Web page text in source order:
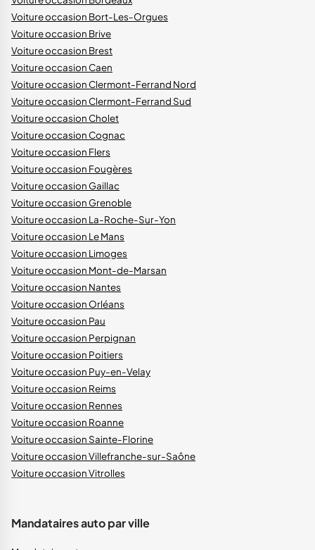
Voiture occasion Bort-Les-Orgues
Voiture occasion Brive
Voiture occasion Brest
Voiture occasion Caen
Voiture occasion Clermont-Ferrand Nord
Voiture occasion Clermont-Ferrand Sud
Voiture occasion Cholet
Voiture occasion Cognac
Voiture occasion Flers
Voiture occasion Fougères
Voiture occasion Gaillac
Voiture occasion Grenoble
Voiture occasion La-Roche-Sur-Yon
Voiture occasion Le Mans
Voiture occasion Limoges
Voiture occasion Mont-de-Marsan
Voiture occasion Nantes
Voiture occasion Orléans
Voiture occasion Pau
Voiture occasion Perpignan
Voiture occasion Poitiers
Voiture occasion Puy-en-Velay
Voiture occasion Reims
Voiture occasion Rennes
Voiture occasion Roanne
Voiture occasion Sainte-Florine
Voiture occasion Villefranche-sur-Saône
Voiture occasion Vitrolles
Mandataires auto par ville